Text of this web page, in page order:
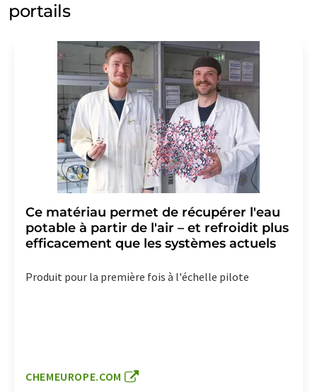
portails
Ce matériau permet de récupérer l'eau
potable à partir de l'air – et refroidit plus
efficacement que les systèmes actuels
Produit pour la première fois à l'échelle pilote
CHEMEUROPE.COM